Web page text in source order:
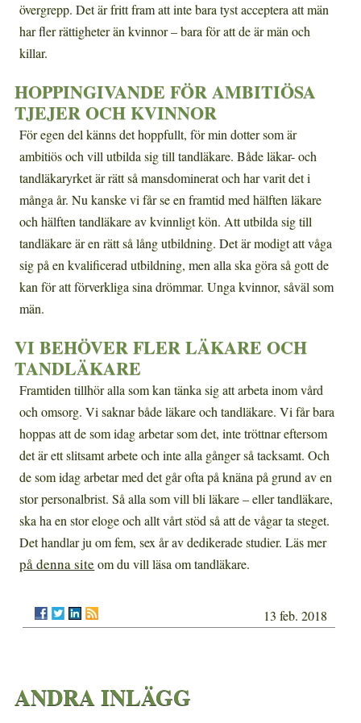
övergrepp. Det är fritt fram att inte bara tyst acceptera att män
har fler rättigheter än kvinnor – bara för att de är män och
killar.
HOPPINGIVANDE FÖR AMBITIÖSA
TJEJER OCH KVINNOR
För egen del känns det hoppfullt, för min dotter som är
ambitiös och vill utbilda sig till tandläkare. Både läkar- och
tandläkaryrket är rätt så mansdominerat och har varit det i
många år. Nu kanske vi får se en framtid med hälften läkare
och hälften tandläkare av kvinnligt kön. Att utbilda sig till
tandläkare är en rätt så lång utbildning. Det är modigt att våga
sig på en kvalificerad utbildning, men alla ska göra så gott de
kan för att förverkliga sina drömmar. Unga kvinnor, såväl som
män.
VI BEHÖVER FLER LÄKARE OCH
TANDLÄKARE
Framtiden tillhör alla som kan tänka sig att arbeta inom vård
och omsorg. Vi saknar både läkare och tandläkare. Vi får bara
hoppas att de som idag arbetar som det, inte tröttnar eftersom
det är ett slitsamt arbete och inte alla gånger så tacksamt. Och
de som idag arbetar med det går ofta på knäna på grund av en
stor personalbrist. Så alla som vill bli läkare – eller tandläkare,
ska ha en stor eloge och allt vårt stöd så att de vågar ta steget.
Det handlar ju om fem, sex år av dedikerade studier. Läs mer
på denna site om du vill läsa om tandläkare.
13 feb. 2018
ANDRA INLÄGG